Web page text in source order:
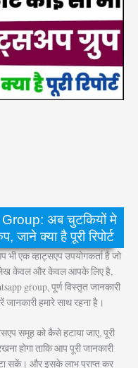
अब चुटकियों मे
क्या है पूरी रिपोर्ट
भी एक व्हाट्सएप उपयोगकर्ता हैं जो
लेख केवल और केवल आपके लिए है,
group, पूर्ण विस्तृत जानकारी
जानकारी हमारे साथ रहना है।
समूह को कैसे हटाया जाए, पूरी
होगा ताकि आप पूरी जानकारी
सकें। और इसके लाभ प्राप्त कर